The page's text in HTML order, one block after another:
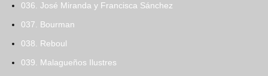
036. José Miranda y Francisca Sánchez
037. Bourman
038. Reboul
039. Malagueños Ilustres